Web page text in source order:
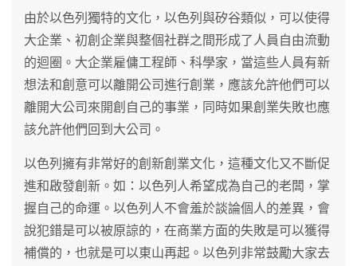
由於以色列獨特的文化，以色列與矽谷類似，可以使得
大企業、初創企業與整個社群之間形成了人員自由流動
的迴圈。大企業雇傭工程師、科學家，當這些人員有新
想法和創意可以離開公司進行創業，應該允許他們可以
離開大公司來開創自己的事業，同時如果創業失敗也應
該允許他們回到大公司。
以色列擁有非常好的創新創業文化，這種文化又不斷促
進和啟發創新。如：以色列人希望成為自己的老闆，掌
握自己的命運。以色列人不會羞於談論個人的差異，會
說犯錯是可以被原諒的，在商業方面的失敗是可以獲得
補償的，也就是可以東山再起。以色列非常鼓勵大家去